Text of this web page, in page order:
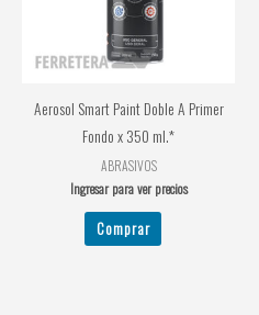
Aerosol Smart Paint Doble A Primer
Fondo x 350 ml.*
ABRASIVOS
Ingresar para ver precios
Comprar